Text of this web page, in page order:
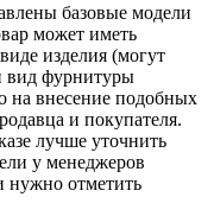
базовые модели
может иметь
изделия (могут
вид фурнитуры
на внесение подобных
и покупателя.
лучше уточнить
у менеджеров
нужно отметить